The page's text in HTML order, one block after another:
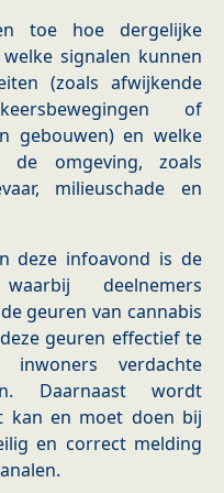
toe hoe dergelijke
signalen kunnen
(zoals afwijkende
of
gebouwen) en welke
de omgeving, zoals
milieuschade en
deze infoavond is de
deelnemers
geuren van cannabis
geuren effectief te
verdachte
Daarnaast wordt
kan en moet doen bij
en correct melding